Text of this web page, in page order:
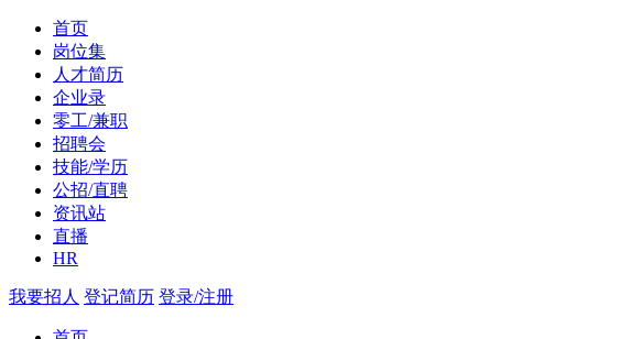
首页
岗位集
人才简历
企业录
零工/兼职
招聘会
技能/学历
公招/直聘
资讯站
直播
HR
我要招人 登记简历 登录/注册